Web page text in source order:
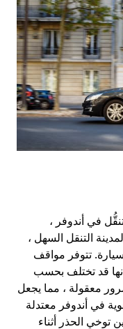
في أندوفر ،
التنقل السهل ،
تتوفر مواقف
قد تختلف بحسب
معقولة ، مما يجعل
في أندوفر معتدلة
توخي الحذر أثناء